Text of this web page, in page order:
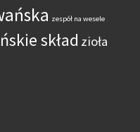
zespół na wesele
skład zioła